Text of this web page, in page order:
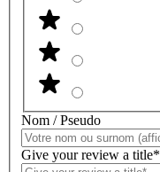
Nom / Pseudo
Give your review a title*